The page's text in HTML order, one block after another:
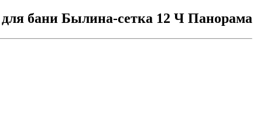
бани Былина-сетка 12 Ч Панорама